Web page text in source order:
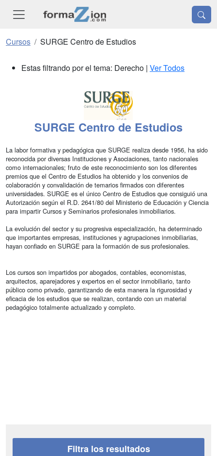
Cursos SURGE Centro de Estudios
Estas filtrando por el tema: Derecho | Ver Todos
SURGE Centro de Estudios
La labor formativa y pedagógica que SURGE realiza desde 1956, ha sido
reconocida por diversas Instituciones y Asociaciones, tanto nacionales
como internacionales; fruto de este reconocimiento son los diferentes
premios que el Centro de Estudios ha obtenido y los convenios de
colaboración y convalidación de temarios firmados con diferentes
universidades. SURGE es el único Centro de Estudios que consiguió una
Autorización según el R.D. 2641/80 del Ministerio de Educación y Ciencia
para impartir Cursos y Seminarios profesionales inmobiliarios.
La evolución del sector y su progresiva especialización, ha determinado
que importantes empresas, instituciones y agrupaciones inmobiliarias,
hayan confiado en SURGE para la formación de sus profesionales.
Los cursos son impartidos por abogados, contables, economistas,
arquitectos, aparejadores y expertos en el sector inmobiliario, tanto
público como privado, garantizando de esta manera la rigurosidad y
eficacia de los estudios que se realizan, contando con un material
pedagógico totalmente actualizado y completo.
Filtra los resultados